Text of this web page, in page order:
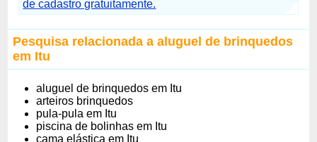
de cadastro gratuitamente.
Pesquisa relacionada a aluguel de brinquedos
em Itu
aluguel de brinquedos em Itu
arteiros brinquedos
pula-pula em Itu
piscina de bolinhas em Itu
cama elástica em Itu